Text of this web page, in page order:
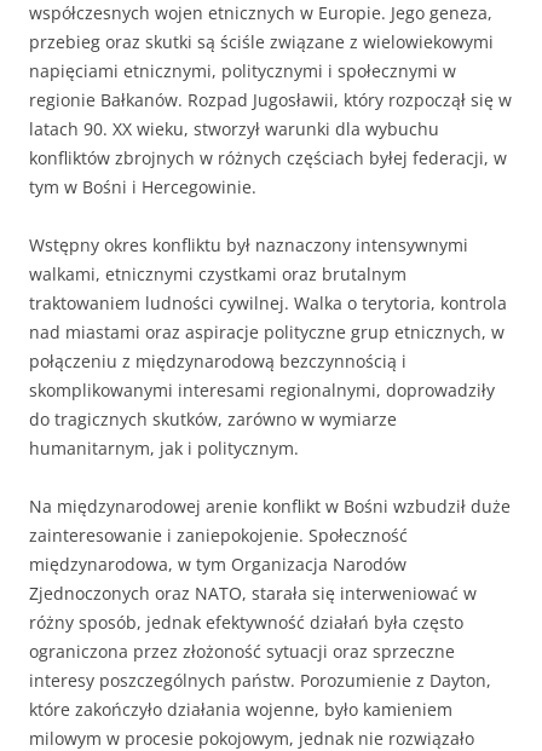
współczesnych wojen etnicznych w Europie. Jego geneza,
przebieg oraz skutki są ściśle związane z wielowiekowymi
napięciami etnicznymi, politycznymi i społecznymi w
regionie Bałkanów. Rozpad Jugosławii, który rozpoczął się w
latach 90. XX wieku, stworzył warunki dla wybuchu
konfliktów zbrojnych w różnych częściach byłej federacji, w
tym w Bośni i Hercegowinie.
Wstępny okres konfliktu był naznaczony intensywnymi
walkami, etnicznymi czystkami oraz brutalnym
traktowaniem ludności cywilnej. Walka o terytoria, kontrola
nad miastami oraz aspiracje polityczne grup etnicznych, w
połączeniu z międzynarodową bezczynnością i
skomplikowanymi interesami regionalnymi, doprowadziły
do tragicznych skutków, zarówno w wymiarze
humanitarnym, jak i politycznym.
Na międzynarodowej arenie konflikt w Bośni wzbudził duże
zainteresowanie i zaniepokojenie. Społeczność
międzynarodowa, w tym Organizacja Narodów
Zjednoczonych oraz NATO, starała się interweniować w
różny sposób, jednak efektywność działań była często
ograniczona przez złożoność sytuacji oraz sprzeczne
interesy poszczególnych państw. Porozumienie z Dayton,
które zakończyło działania wojenne, było kamieniem
milowym w procesie pokojowym, jednak nie rozwiązało